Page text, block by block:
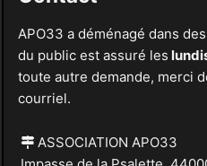
APO33 a déménagé dans
du public est assuré les
toute autre demande, merci
courriel.
ASSOCIATION APO33